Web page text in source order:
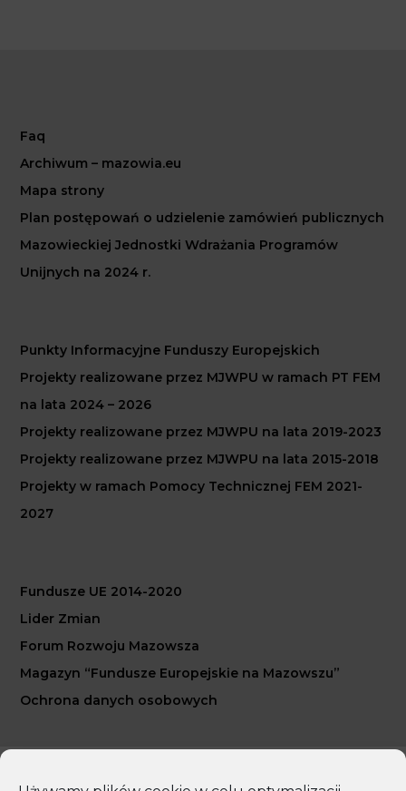
Faq
Archiwum – mazowia.eu
Mapa strony
Plan postępowań o udzielenie zamówień publicznych
Mazowieckiej Jednostki Wdrażania Programów
Unijnych na 2024 r.
Punkty Informacyjne Funduszy Europejskich
Projekty realizowane przez MJWPU w ramach PT FEM
na lata 2024 – 2026
Projekty realizowane przez MJWPU na lata 2019-2023
Projekty realizowane przez MJWPU na lata 2015-2018
Projekty w ramach Pomocy Technicznej FEM 2021-
2027
Fundusze UE 2014-2020
Lider Zmian
Forum Rozwoju Mazowsza
Magazyn “Fundusze Europejskie na Mazowszu”
Ochrona danych osobowych
Copyright 2026 Mazowiecka Jednostka Wdrażania